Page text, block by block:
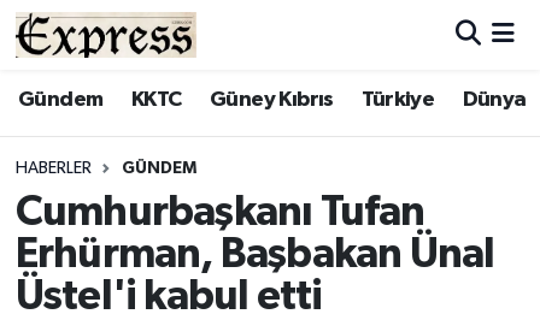
Gündem KKTC Güney Kıbrıs Türkiye Dünya
HABERLER GÜNDEM
Cumhurbaşkanı Tufan
Erhürman, Başbakan Ünal
Üstel'i kabul etti
ALAYKÖY
BİLİM
ÇATALKÖY
Hava Durumu
Süper Lig Puan Durumu ve Fikstür
Tüm Manşetler